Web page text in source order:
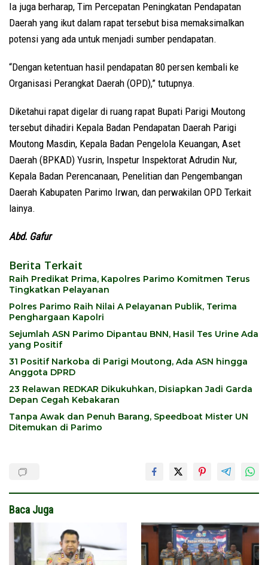
Ia juga berharap, Tim Percepatan Peningkatan Pendapatan
Daerah yang ikut dalam rapat tersebut bisa memaksimalkan
potensi yang ada untuk menjadi sumber pendapatan.
“Dengan ketentuan hasil pendapatan 80 persen kembali ke
Organisasi Perangkat Daerah (OPD),” tutupnya.
Diketahui rapat digelar di ruang rapat Bupati Parigi Moutong
tersebut dihadiri Kepala Badan Pendapatan Daerah Parigi
Moutong Masdin, Kepala Badan Pengelola Keuangan, Aset
Daerah (BPKAD) Yusrin, Inspetur Inspektorat Adrudin Nur,
Kepala Badan Perencanaan, Penelitian dan Pengembangan
Daerah Kabupaten Parimo Irwan, dan perwakilan OPD Terkait
lainya.
Abd. Gafur
Berita Terkait
Raih Predikat Prima, Kapolres Parimo Komitmen Terus
Tingkatkan Pelayanan
Polres Parimo Raih Nilai A Pelayanan Publik, Terima
Penghargaan Kapolri
Sejumlah ASN Parimo Dipantau BNN, Hasil Tes Urine Ada
yang Positif
31 Positif Narkoba di Parigi Moutong, Ada ASN hingga
Anggota DPRD
23 Relawan REDKAR Dikukuhkan, Disiapkan Jadi Garda
Depan Cegah Kebakaran
Tanpa Awak dan Penuh Barang, Speedboat Mister UN
Ditemukan di Parimo
Baca Juga